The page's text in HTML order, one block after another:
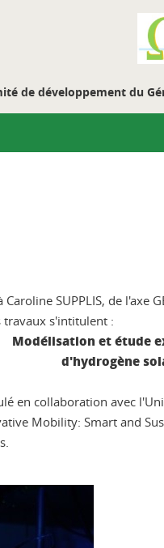
de développement du
SUPPLIS, de
travaux s'intitulent :
Modélisation et étude
d'hydrogène
en collaboration avec
Mobility: Smart and